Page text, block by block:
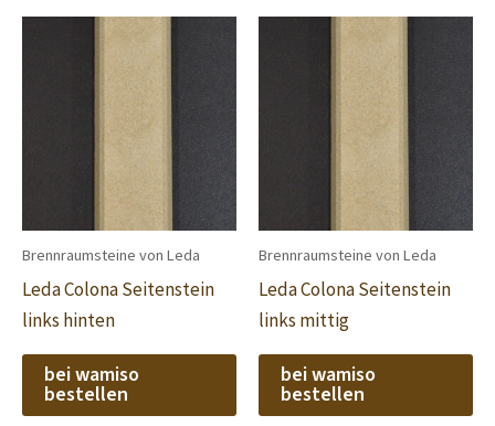
Brennraumsteine von Leda
Leda Colona Seitenstein
links hinten
bei wamiso
bestellen
Brennraumsteine von Leda
Leda Colona Seitenstein
links mittig
bei wamiso
bestellen